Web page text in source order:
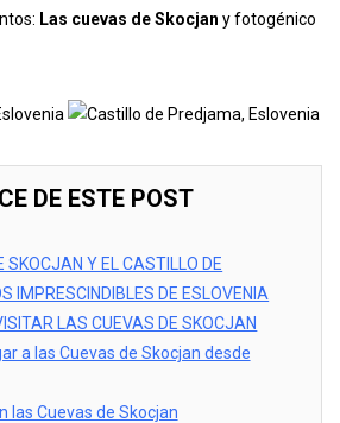
Las cuevas de Skocjan y fotogénico
DE ESTE POST
SKOCJAN Y EL CASTILLO DE
IMPRESCINDIBLES DE ESLOVENIA
LAS CUEVAS DE SKOCJAN
a las Cuevas de Skocjan desde
las Cuevas de Skocjan